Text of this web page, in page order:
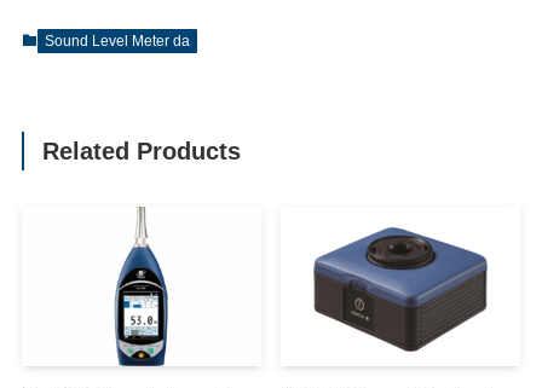
Sound Level Meter da
Related Products